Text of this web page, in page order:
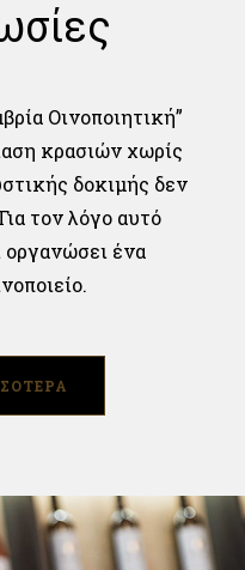
Οινοποιητική”
κρασιών χωρίς
δοκιμής δεν
τον λόγο αυτό
οργανώσει ένα